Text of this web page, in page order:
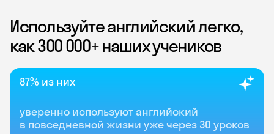
Используйте английский легко,
как 300 000+ наших учеников
87% из них
уверенно используют английский
в повседневной жизни уже через 30 уроков